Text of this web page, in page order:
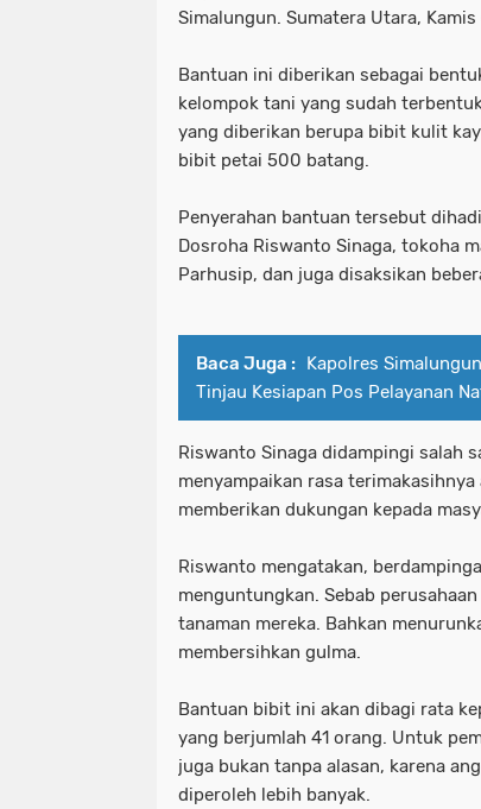
Simalungun. Sumatera Utara, Kamis
Bantuan ini diberikan sebagai
kelompok tani yang sudah
yang diberikan berupa bibit kulit
bibit petai 500 batang.
Penyerahan bantuan tersebut
Dosroha Riswanto Sinaga, tokoha
Parhusip, dan juga disaksikan
Baca Juga : Kapolres
Tinjau Kesiapan Pos Pelayanan
Riswanto Sinaga didampingi salah
menyampaikan rasa
memberikan dukungan kepada
Riswanto mengatakan,
menguntungkan. Sebab
tanaman mereka. Bahkan
membersihkan gulma.
Bantuan bibit ini akan dibagi rata
yang berjumlah 41 orang. Untuk
juga bukan tanpa alasan, karena
diperoleh lebih banyak.